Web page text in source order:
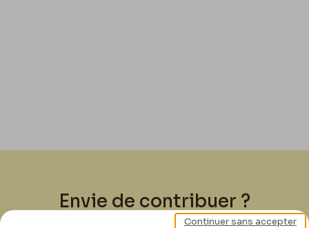
Envie de contribuer ?
Continuer sans accepter